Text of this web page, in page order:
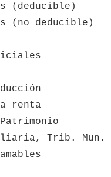
(deducible)
(no deducible)
renta
Trib. Mun.